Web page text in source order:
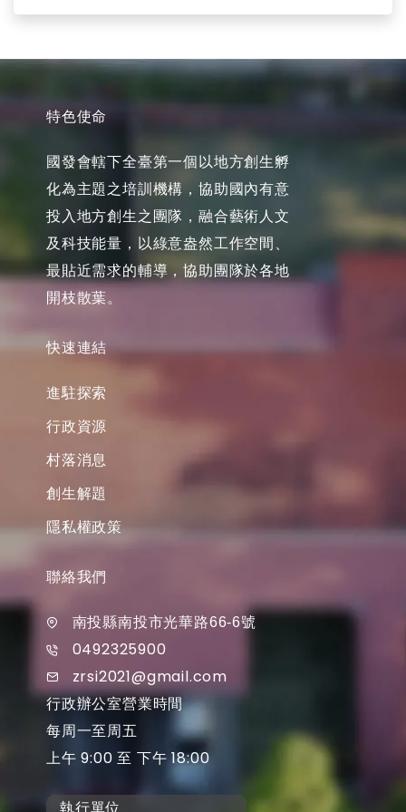
特色使命
國發會轄下全臺第一個以地方創生孵
化為主題之培訓機構，協助國內有意
投入地方創生之團隊，融合藝術人文
及科技能量，以綠意盎然工作空間、
最貼近需求的輔導，協助團隊於各地
開枝散葉。
快速連結
進駐探索
行政資源
村落消息
創生解題
隱私權政策
聯絡我們
南投縣南投市光華路66-6號
0492325900
zrsi2021@gmail.com
行政辦公室營業時間
每周一至周五
上午 9:00 至 下午 18:00